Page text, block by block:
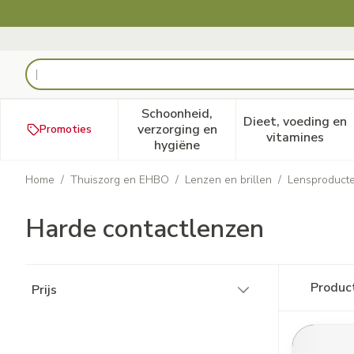
Product, merk, categorie...
Promoties
Schoonheid,
verzorging en
hygiëne
Toon submenu voor
Dieet, voeding en
vitamines
Toon
Home / Thuiszorg en EHBO / Lenzen en brillen /
Harde contactlenzen
Prijs